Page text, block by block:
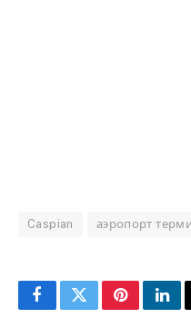
Caspian аэропорт
FacebookTwitterPinterest